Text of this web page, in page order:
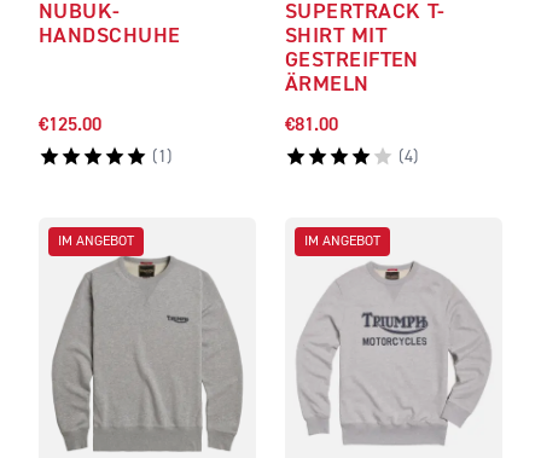
NUBUK-
HANDSCHUHE
€125.00
( 1 )
SUPERTRACK T-
SHIRT MIT
GESTREIFTEN
ÄRMELN
€81.00
(4)
IM ANGEBOT IM ANGEBOT